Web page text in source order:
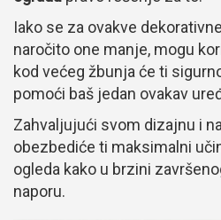
Iako se za ovakve
naročito one manje, mogu
kod većeg žbunja će ti
pomoći baš jedan ovakav
Zahvaljujući svom dizajnu i
obezbediće ti maksimalni
ogleda kako u brzini
naporu.